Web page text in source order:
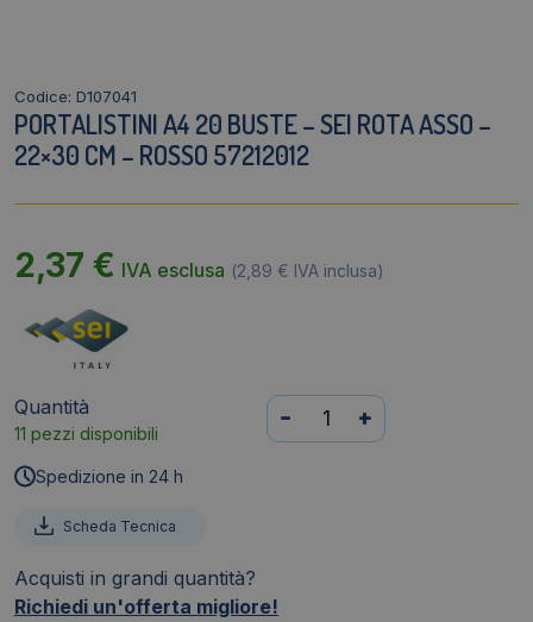
Codice: D107041
PORTALISTINI A4 20 BUSTE – SEI ROTA ASSO –
22×30 CM – ROSSO 57212012
2,37 € IVA esclusa (2,89 € IVA inclusa)
Quantità
11 pezzi disponibili
Portalistini
A4
Asso
- +
Spedizione in 24 h
Scheda Tecnica
Acquisti in grandi quantità?
Richiedi un'offerta migliore!